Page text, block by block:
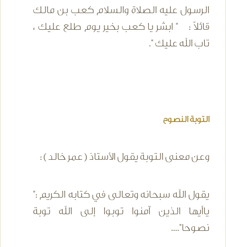
الرسول عليه الصلاة والسلام كعب بن مالك
قائلاً : " ابشر يا كعب بخير يوم طلع عليك ،
تاب الله عليك ".
التوبة النصوح
وعن معنى التوبة يقول الأستاذ ( عمر خالد ) :
يقول الله سبحانه وتعالى في كتابه الكريم :"
ياأيها الذين آمنوا توبوا إلى الله توبة
نصوحا"....